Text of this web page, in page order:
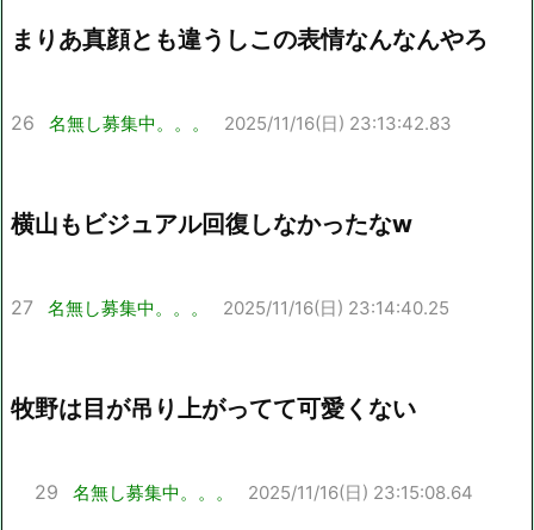
まりあ真顔とも違うしこの表情なんなんやろ
26 名無し募集中。。。 2025/11/16(日) 23:13:42.83
横山もビジュアル回復しなかったなw
27 名無し募集中。。。 2025/11/16(日) 23:14:40.25
牧野は目が吊り上がってて可愛くない
29 名無し募集中。。。 2025/11/16(日) 23:15:08.64